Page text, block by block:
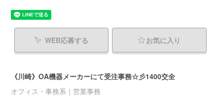
WEB応募する お気に入り
《川崎》OA機器メーカーにて受注事務☆彡1400交全
オフィス・事務系｜営業事務